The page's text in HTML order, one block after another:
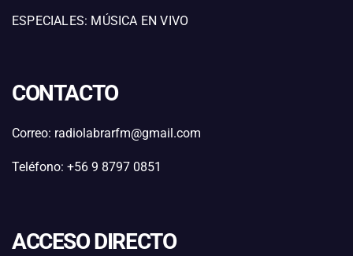
ESPECIALES: MÚSICA EN VIVO
CONTACTO
Correo: radiolabrarfm@gmail.com
Teléfono: +56 9 8797 0851
ACCESO DIRECTO